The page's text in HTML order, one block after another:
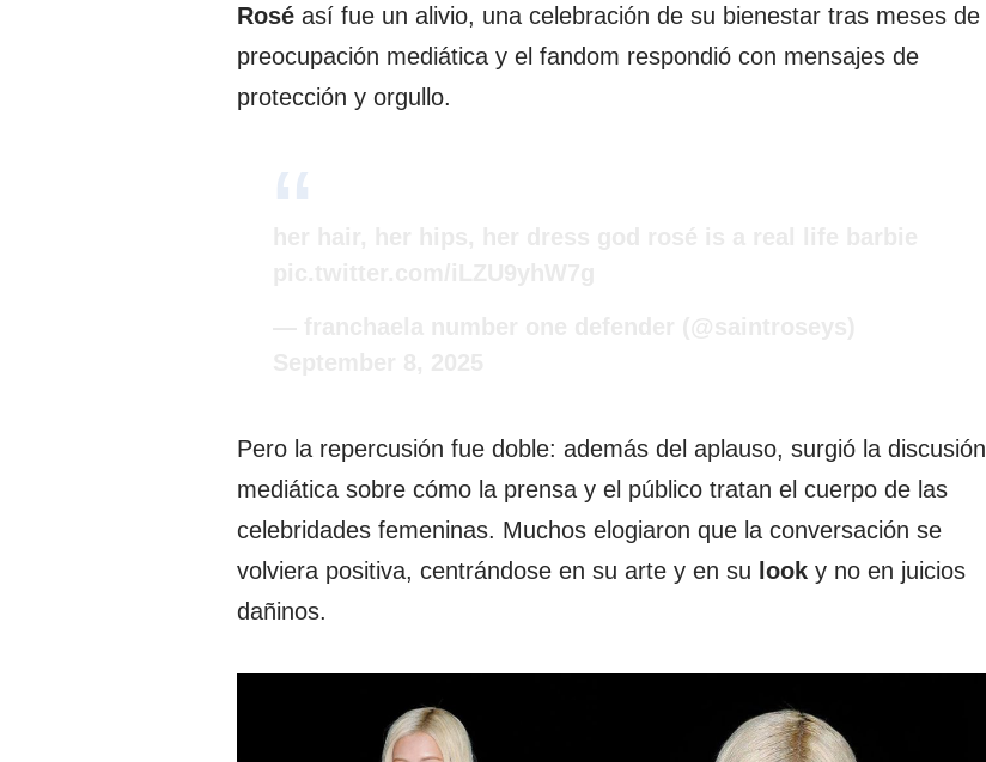
Rosé así fue un alivio, una celebración de su bienestar tras meses de
preocupación mediática y el fandom respondió con mensajes de
protección y orgullo.
Pero la repercusión fue doble: además del aplauso, surgió la discusión
mediática sobre cómo la prensa y el público tratan el cuerpo de las
celebridades femeninas. Muchos elogiaron que la conversación se
volviera positiva, centrándose en su arte y en su look y no en juicios
dañinos.